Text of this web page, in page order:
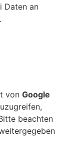
Daten an
von Google
beachten